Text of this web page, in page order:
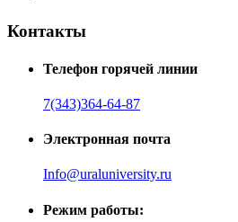
Контакты
Телефон горячей линии
7(343)364-64-87
Электронная почта
Info@uraluniversity.ru
Режим работы: